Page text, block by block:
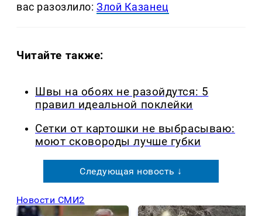
вас разозлило:Злой Казанец
Читайте также:
Швы на обоях не разойдутся: 5
правил идеальной поклейки
Сетки от картошки не выбрасываю:
моют сковороды лучше губки
Следующая новость ↓
Новости СМИ2